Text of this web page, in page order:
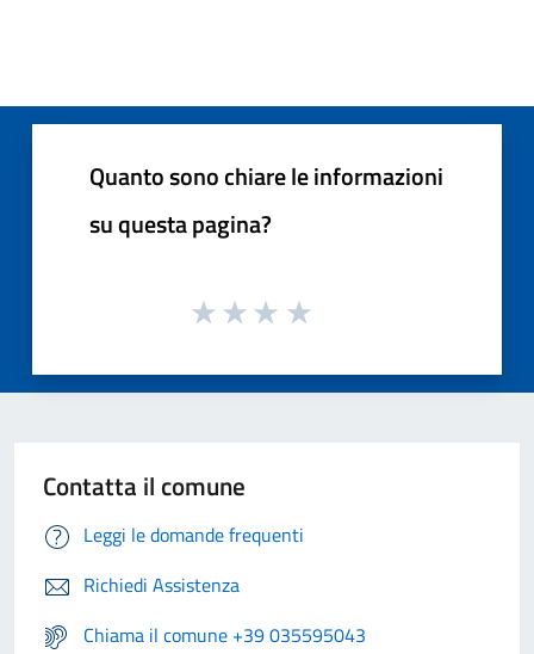
Quanto sono chiare le informazioni
su questa pagina?
Contatta il comune
Leggi le domande frequenti
Richiedi Assistenza
Chiama il comune +39 035595043